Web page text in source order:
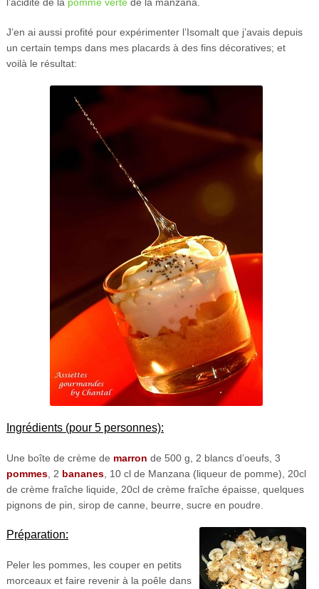
J’en ai aussi profité pour expérimenter l’Isomalt que j’avais depuis
un certain temps dans mes placards à des fins décoratives; et
voilà le résultat:
Ingrédients (pour 5 personnes):
Une boîte de crème de marron de 500 g, 2 blancs d’oeufs, 3
pommes, 2 bananes, 10 cl de Manzana (liqueur de pomme), 20cl
de crème fraîche liquide, 20cl de crème fraîche épaisse, quelques
pignons de pin, sirop de canne, beurre, sucre en poudre.
Préparation:
Peler les pommes, les couper en petits
morceaux et faire revenir à la poêle dans